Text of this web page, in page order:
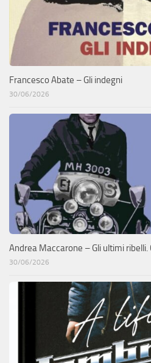
Francesco Abate – Gli indegni
30/06/2026
Andrea Maccarone – Gli ultimi
30/06/2026